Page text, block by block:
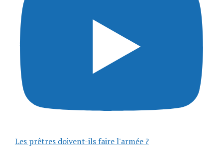
Les prêtres doivent-ils faire l'armée ?